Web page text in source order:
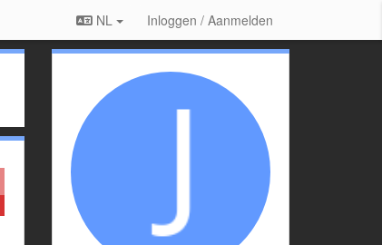
NL Inloggen / Aanmelden